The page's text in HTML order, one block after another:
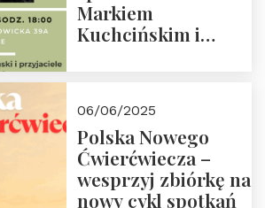
Markiem
Kuchcińskim i
18:00
06/06/2025
Polska Nowego
Ćwierćwiecza –
wesprzyj zbiórkę na
nowy cykl spotkań